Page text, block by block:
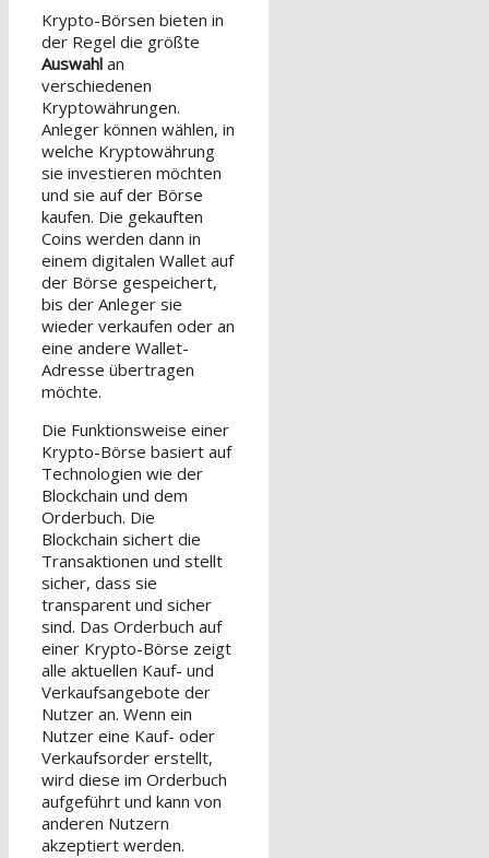
Krypto-Börsen bieten in
der Regel die größte
Auswahl an
verschiedenen
Kryptowährungen.
Anleger können wählen, in
welche Kryptowährung
sie investieren möchten
und sie auf der Börse
kaufen. Die gekauften
Coins werden dann in
einem digitalen Wallet auf
der Börse gespeichert,
bis der Anleger sie
wieder verkaufen oder an
eine andere Wallet-
Adresse übertragen
möchte.
Die Funktionsweise einer
Krypto-Börse basiert auf
Technologien wie der
Blockchain und dem
Orderbuch. Die
Blockchain sichert die
Transaktionen und stellt
sicher, dass sie
transparent und sicher
sind. Das Orderbuch auf
einer Krypto-Börse zeigt
alle aktuellen Kauf- und
Verkaufsangebote der
Nutzer an. Wenn ein
Nutzer eine Kauf- oder
Verkaufsorder erstellt,
wird diese im Orderbuch
aufgeführt und kann von
anderen Nutzern
akzeptiert werden.